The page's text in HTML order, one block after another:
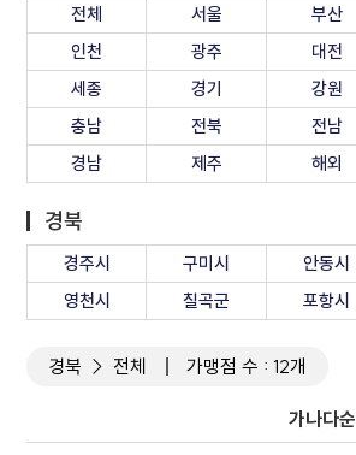
전체 서울 부산
인천
광주 대전
세종
경기 강원
충남
전북 전남
경남
제주 해외
경북
경주시 구미시 안동시
영천시
칠곡군 포항시
경북 전체 가맹점 수 : 12개
가나다순